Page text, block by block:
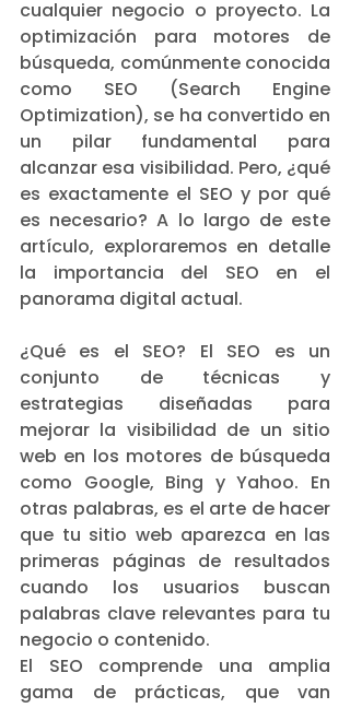
cualquier negocio o proyecto. La
optimización para motores de
búsqueda, comúnmente conocida
como SEO (Search Engine
Optimization), se ha convertido en
un pilar fundamental para
alcanzar esa visibilidad. Pero, ¿qué
es exactamente el SEO y por qué
es necesario? A lo largo de este
artículo, exploraremos en detalle
la importancia del SEO en el
panorama digital actual.
¿Qué es el SEO? El SEO es un
conjunto de técnicas y
estrategias diseñadas para
mejorar la visibilidad de un sitio
web en los motores de búsqueda
como Google, Bing y Yahoo. En
otras palabras, es el arte de hacer
que tu sitio web aparezca en las
primeras páginas de resultados
cuando los usuarios buscan
palabras clave relevantes para tu
negocio o contenido.
El SEO comprende una amplia
gama de prácticas, que van